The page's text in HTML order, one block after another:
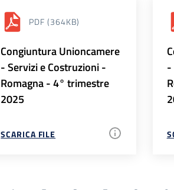
PDF (364KB)
Congiuntura Unioncamere
- Servizi e Costruzioni -
Romagna - 4° trimestre
2025
SCARICA FILE
-